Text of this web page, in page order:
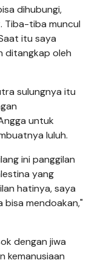
dihubungi,
Tiba-tiba muncul
itu saya
ditangkap oleh
sulungnya itu
untuk
luluh.
ini panggilan
yang
hatinya, saya
bisa mendoakan,"
dengan jiwa
kemanusiaan